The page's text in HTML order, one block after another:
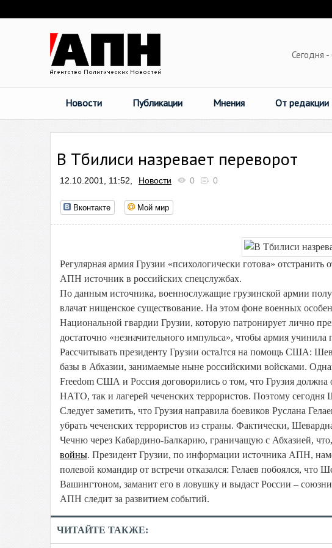
Сегодня -
Новости Публикации Мнения От редакции
В Тбилиси назревает переворот
12.10.2001, 11:52, Новости 0 0
Вконтакте Мой мир
Регулярная армия Грузии «психологически готова»
АПН источник в российских спецслужбах.
По данным источника, военнослужащие грузинской армии
влачат нищенское существование. На этом фоне военных
Национальной гвардии Грузии, которую патронирует лично
достаточно «незначительного импульса», чтобы армия учинила
Рассчитывать президенту Грузии остаЈтся на помощь США:
базы в Абхазии, занимаемые ныне российскими войсками.
Freedom США и Россия договорились о том, что Грузия должна
НАТО, так и лагерей чеченских террористов. Поэтому
Следует заметить, что Грузия направила боевиков Руслана
убрать чеченских террористов из страны. Фактически,
Чечню через Кабардино-Балкарию, граничащую с Абхазией,
войны. Президент Грузии, по информации источника АПН,
полевой командир от встречи отказался: Гелаев побоялся, что
Вашингтоном, заманит его в ловушку и выдаст России –
АПН следит за развитием событий.
ЧИТАЙТЕ ТАКЖЕ: